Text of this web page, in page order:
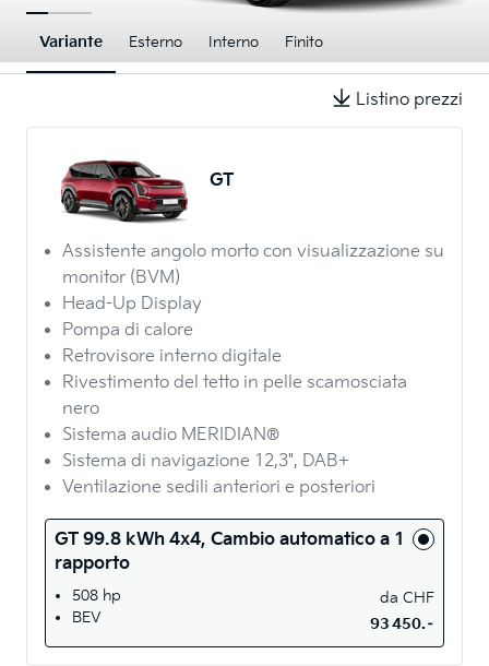
Variante Esterno Interno Finito
Listino prezzi
GT
Assistente angolo morto con visualizzazione su
monitor (BVM)
Head-Up Display
Pompa di calore
Retrovisore interno digitale
Rivestimento del tetto in pelle scamosciata
nero
Sistema audio MERIDIAN®
Sistema di navigazione 12,3", DAB+
Ventilazione sedili anteriori e posteriori
GT 99.8 kWh 4x4, Cambio automatico a 1
rapporto
508 hp
BEV
da CHF
93 450.–